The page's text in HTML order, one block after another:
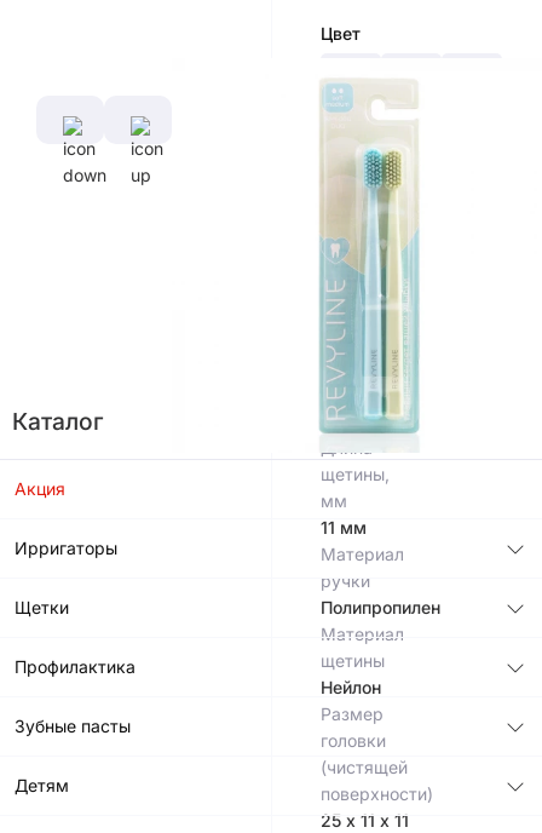
Каталог
Акция
Ирригаторы
Щетки
Профилактика
Зубные пасты
Детям
Цвет
Характеристики
Диаметр
щетины,
мм
0,1 мм
Длина
ручки,
см
16,5
см
щетины,
мм
11 мм
Материал
ручки
Полипропилен
Материал
щетины
Нейлон
Размер
головки
(чистящей
поверхности)
25 х 11 х 11